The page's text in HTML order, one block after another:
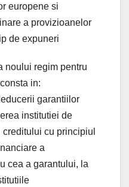
europene si
a provizioanelor
de expuneri
noului regim pentru
in:
garantiilor
institutiei de
cu principiul
a
cea a garantului, la